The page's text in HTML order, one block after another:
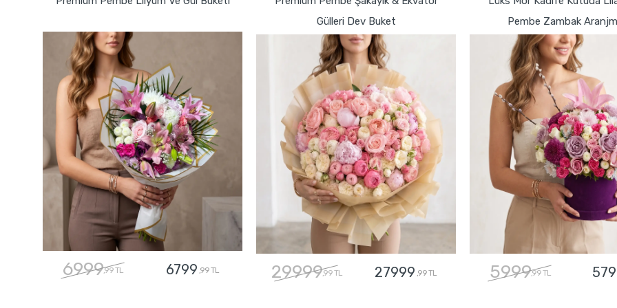
6999,99 TL 6799 ,99 TL
Gülleri Dev Buket
29999,99 TL 27999 ,99 TL
Pembe Zambak
5999,99 TL